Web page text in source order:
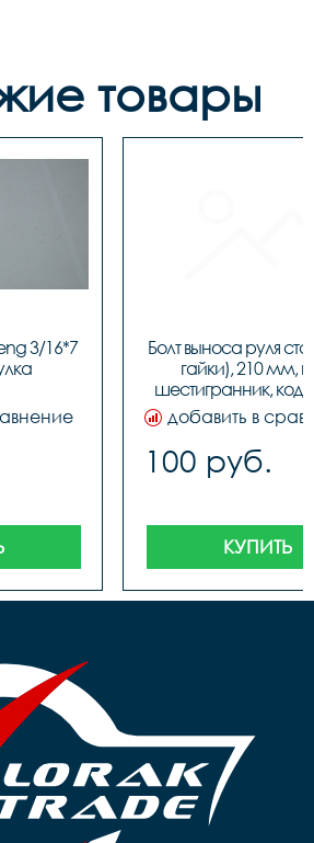
товары
3/16*7
Болт выноса руля
гайки), 210 мм,
шестигранник, код
добавить в
100 руб.
КУПИТЬ